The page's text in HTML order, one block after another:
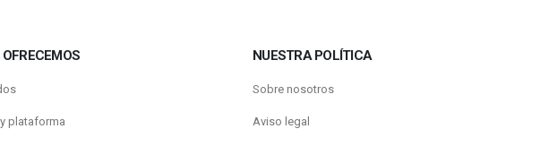
OFRECEMOS
plataforma
NUESTRA POLÍTICA
Sobre nosotros
Aviso legal